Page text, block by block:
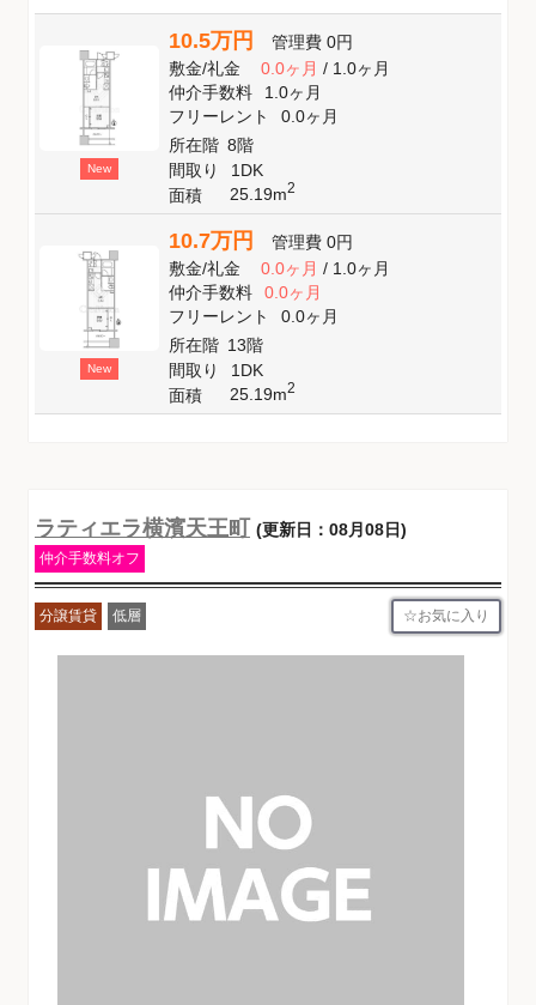
New
10.5万円 管理費 0円
敷金/礼金 0.0ヶ月/ 1.0ヶ月
仲介手数料
1.0ヶ月
フリーレント
0.0ヶ月
所在階 8階
間取り
1DK
面積
25.19m2
New
10.7万円 管理費 0円
敷金/礼金 0.0ヶ月/ 1.0ヶ月
仲介手数料
0.0ヶ月
フリーレント
0.0ヶ月
所在階 13階
間取り
1DK
面積
25.19m2
ラティエラ横濱天王町 (更新日：08月08日)
仲介手数料オフ
分譲賃貸 低層 お気に入り